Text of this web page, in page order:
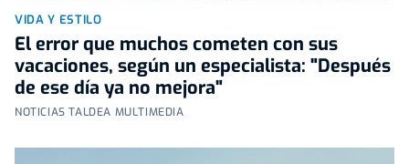
VIDA Y ESTILO
El error que muchos cometen con sus
vacaciones, según un especialista: "Después
de ese día ya no mejora"
NOTICIAS TALDEA MULTIMEDIA